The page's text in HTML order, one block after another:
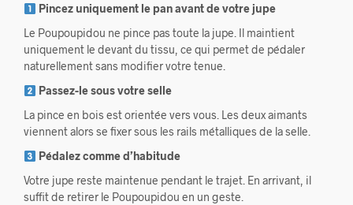
Pincez uniquement le pan avant de votre jupe
Le Poupoupidou ne pince pas toute la jupe. Il maintient
uniquement le devant du tissu, ce qui permet de pédaler
naturellement sans modifier votre tenue.
Passez-le sous votre selle
La pince en bois est orientée vers vous. Les deux aimants
viennent alors se fixer sous les rails métalliques de la selle.
Pédalez comme d’habitude
Votre jupe reste maintenue pendant le trajet. En arrivant, il
suffit de retirer le Poupoupidou en un geste.